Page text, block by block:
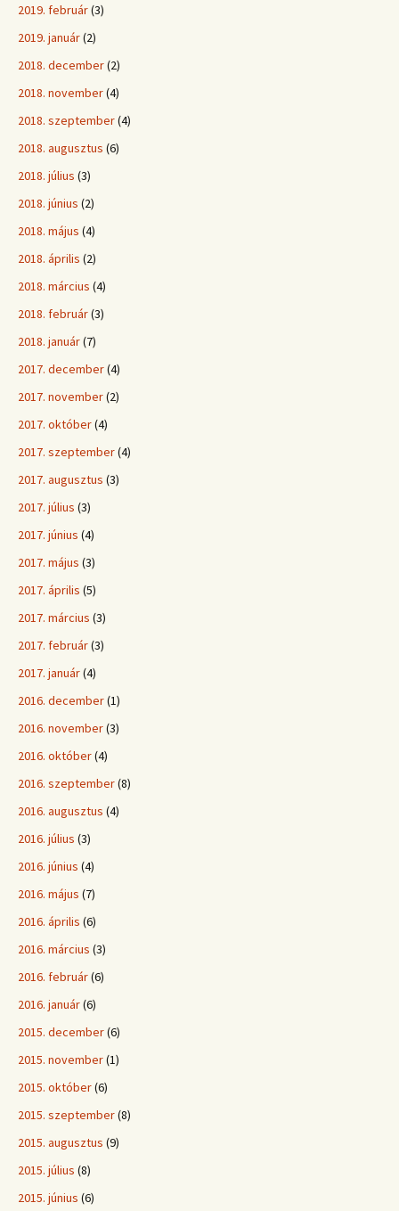
2019. február(3)
2019. január(2)
2018. december(2)
2018. november(4)
2018. szeptember(4)
2018. augusztus (6)
2018. július (3)
2018. június (2)
2018. május (4)
2018. április (2)
2018. március (4)
2018. február(3)
2018. január(7)
2017. december(4)
2017. november(2)
2017. október(4)
2017. szeptember(4)
2017. augusztus (3)
2017. július (3)
2017. június (4)
2017. május (3)
2017. április (5)
2017. március (3)
2017. február(3)
2017. január(4)
2016. december(1)
2016. november(3)
2016. október(4)
2016. szeptember(8)
2016. augusztus (4)
2016. július (3)
2016. június (4)
2016. május (7)
2016. április (6)
2016. március (3)
2016. február(6)
2016. január(6)
2015. december(6)
2015. november(1)
2015. október(6)
2015. szeptember(8)
2015. augusztus (9)
2015. július (8)
2015. június (6)